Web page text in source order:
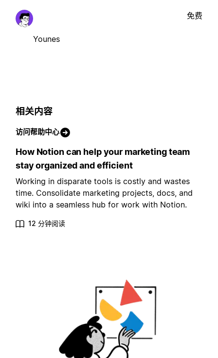
Younes
免费
相关内容
访问帮助中心
How Notion can help your marketing team
stay organized and efficient
Working in disparate tools is costly and wastes
time. Consolidate marketing projects, docs, and
wiki into a seamless hub for work with Notion.
12 分钟阅读